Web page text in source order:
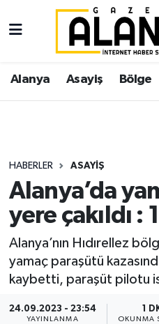
Alanya Asayiş Bölge
HABERLER ASAYIŞ
Alanya’da
yere çakıldı :
Alanya’nın Hıdırellez
yamaç paraşütü
kaybetti, paraşüt pilotu
24.09.2023 - 23:54
YAYINLANMA
1
OKUNMA
Alanya
Asayiş
Siyaset
Spor
Turizm
Ekonomi
İstanbul Nöbetçi
İstanbul Hava Durumu
Süper Lig Puan
Tüm Manşetler
Son Dakika Haberleri
Haber Arşivi